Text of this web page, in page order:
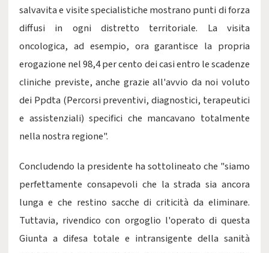
salvavita e visite specialistiche mostrano punti di forza
diffusi in ogni distretto territoriale. La visita
oncologica, ad esempio, ora garantisce la propria
erogazione nel 98,4 per cento dei casi entro le scadenze
cliniche previste, anche grazie all'avvio da noi voluto
dei Ppdta (Percorsi preventivi, diagnostici, terapeutici
e assistenziali) specifici che mancavano totalmente
nella nostra regione".
Concludendo la presidente ha sottolineato che "siamo
perfettamente consapevoli che la strada sia ancora
lunga e che restino sacche di criticità da eliminare.
Tuttavia, rivendico con orgoglio l'operato di questa
Giunta a difesa totale e intransigente della sanità